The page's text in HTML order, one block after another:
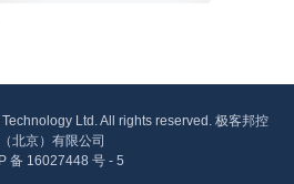
Ltd. All rights reserved. 极客邦控
北京）有限公司
备 16027448 号 - 5